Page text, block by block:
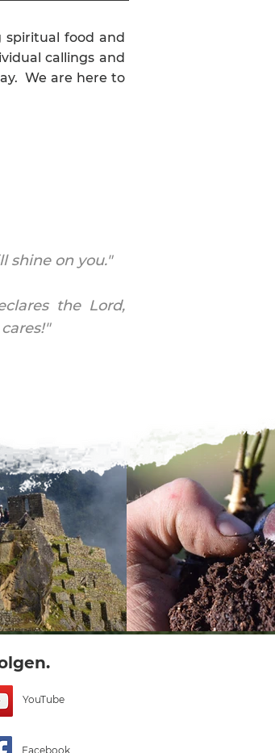
spiritual food and
callings and
We are here to
shine on you."
the Lord,
YouTube
Facebook